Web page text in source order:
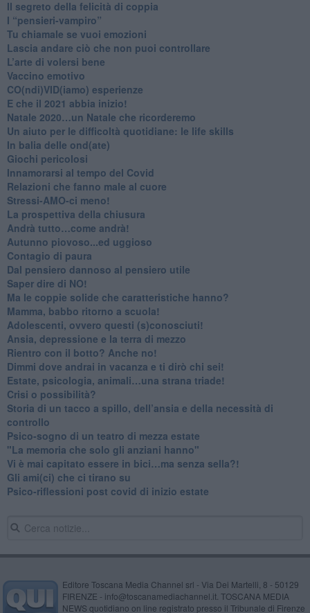
Il segreto della felicità di coppia
​I “pensieri-vampiro”
​Tu chiamale se vuoi emozioni
​Lascia andare ciò che non puoi controllare
L’arte di volersi bene
​Vaccino emotivo
CO(ndi)VID(iamo) esperienze
​E che il 2021 abbia inizio!
​Natale 2020…un Natale che ricorderemo
Un aiuto per le difficoltà quotidiane: le life skills
​In balia delle ond(ate)
Giochi pericolosi
Innamorarsi al tempo del Covid
​Relazioni che fanno male al cuore
​Stressi-AMO-ci meno!
​La prospettiva della chiusura
​Andrà tutto…come andrà!
Autunno piovoso...ed uggioso
​Contagio di paura
​Dal pensiero dannoso al pensiero utile
​Saper dire di NO!
​Ma le coppie solide che caratteristiche hanno?
​Mamma, babbo ritorno a scuola!
Adolescenti, ovvero questi (s)conosciuti!
Ansia, depressione e la terra di mezzo
​Rientro con il botto? Anche no!
Dimmi dove andrai in vacanza e ti dirò chi sei!
​Estate, psicologia, animali…una strana triade!
​Crisi o possibilità?
​Storia di un tacco a spillo, dell’ansia e della necessità di
controllo
​Psico-sogno di un teatro di mezza estate
"La memoria che solo gli anziani hanno"
​Vi è mai capitato essere in bici…ma senza sella?!
​Gli ami(ci) che ci tirano su
Psico-riflessioni post covid di inizio estate
Editore Toscana Media Channel srl - Via Dei Martelli, 8 - 50129
FIRENZE - info@toscanamediachannel.it. TOSCANA MEDIA
NEWS quotidiano on line registrato presso il Tribunale di Firenze